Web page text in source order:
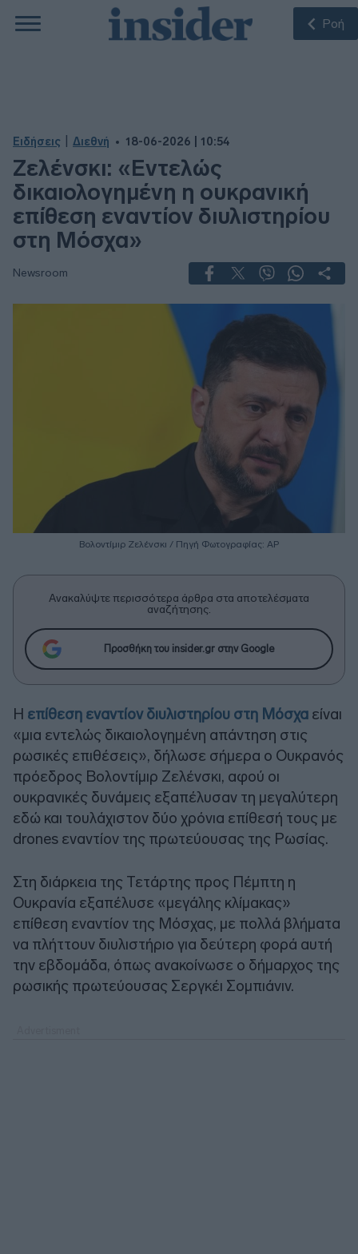
Ροή
Ειδήσεις Διεθνή 18-06-2026 | 10:54
Ζελένσκι: «Εντελώς
δικαιολογημένη η ουκρανική
επίθεση εναντίον διυλιστηρίου
στη Μόσχα»
Newsroom
Βολοντίμιρ Ζελένσκι / Πηγή Φωτογραφίας: ΑΡ
Ανακαλύψτε περισσότερα άρθρα στα αποτελέσματα
αναζήτησης.
Προσθήκη του insider.gr στην Google
Η επίθεση εναντίον διυλιστηρίου στη Μόσχα είναι
«μια εντελώς δικαιολογημένη απάντηση στις
ρωσικές επιθέσεις», δήλωσε σήμερα ο Ουκρανός
πρόεδρος Βολοντίμιρ Ζελένσκι, αφού οι
ουκρανικές δυνάμεις εξαπέλυσαν τη μεγαλύτερη
εδώ και τουλάχιστον δύο χρόνια επίθεσή τους με
drones εναντίον της πρωτεύουσας της Ρωσίας.
Στη διάρκεια της Τετάρτης προς Πέμπτη η
Ουκρανία εξαπέλυσε «μεγάλης κλίμακας»
επίθεση εναντίον της Μόσχας, με πολλά βλήματα
να πλήττουν διυλιστήριο για δεύτερη φορά αυτή
την εβδομάδα, όπως ανακοίνωσε ο δήμαρχος της
ρωσικής πρωτεύουσας Σεργκέι Σομπιάνιν.